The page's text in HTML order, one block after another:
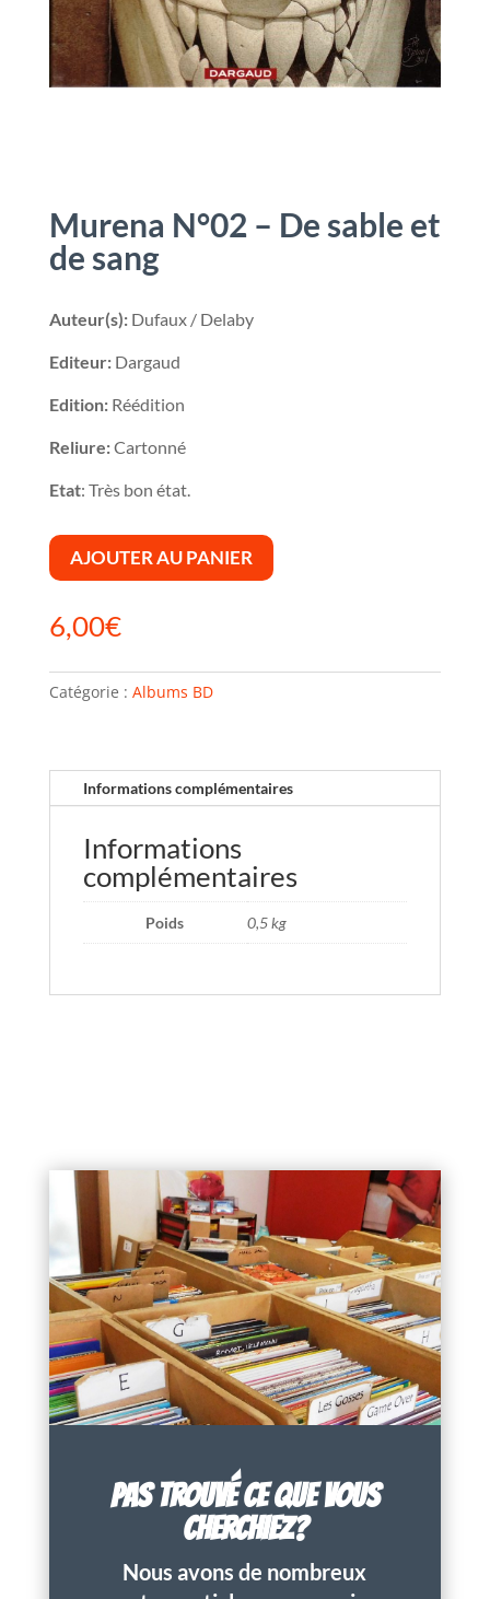
Murena N°02 – De sable et
de sang
Auteur(s):Dufaux / Delaby
Editeur:Dargaud
Edition:Réédition
Reliure:Cartonné
Etat: Très bon état.
AJOUTER AU PANIER
6,00€
Catégorie : Albums BD
Informations complémentaires
Informations
complémentaires
Poids 0,5 kg
PAS TROUVÉ CE QUE VOUS
CHERCHIEZ?
Nous avons de nombreux